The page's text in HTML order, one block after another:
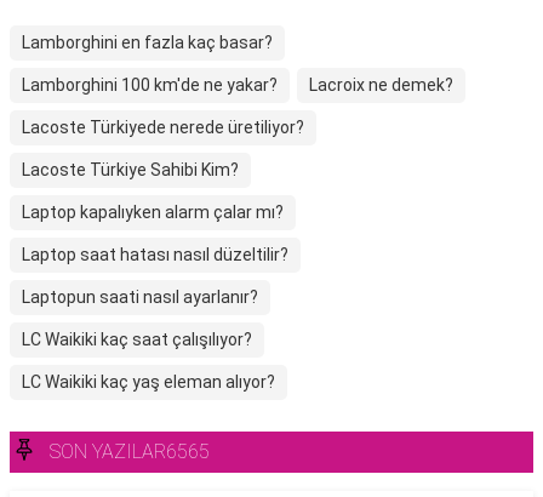
Lamborghini en fazla kaç basar?
Lamborghini 100 km'de ne yakar? Lacroix ne demek?
Lacoste Türkiyede nerede üretiliyor?
Lacoste Türkiye Sahibi Kim?
Laptop kapalıyken alarm çalar mı?
Laptop saat hatası nasıl düzeltilir?
Laptopun saati nasıl ayarlanır?
LC Waikiki kaç saat çalışılıyor?
LC Waikiki kaç yaş eleman alıyor?
SON YAZILAR6565